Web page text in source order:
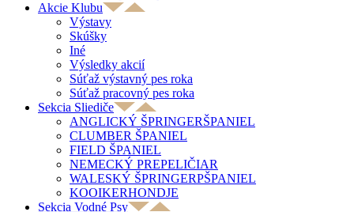
Akcie Klubu
Výstavy
Skúšky
Iné
Výsledky akcií
Súťaž výstavný pes roka
Súťaž pracovný pes roka
Sekcia Sliediče
ANGLICKÝ ŠPRINGERŠPANIEL
CLUMBER ŠPANIEL
FIELD ŠPANIEL
NEMECKÝ PREPELIČIAR
WALESKÝ ŠPRINGERPŠPANIEL
KOOIKERHONDJE
Sekcia Vodné Psy